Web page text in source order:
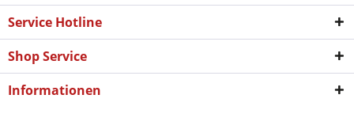
Service Hotline
Shop Service
Informationen